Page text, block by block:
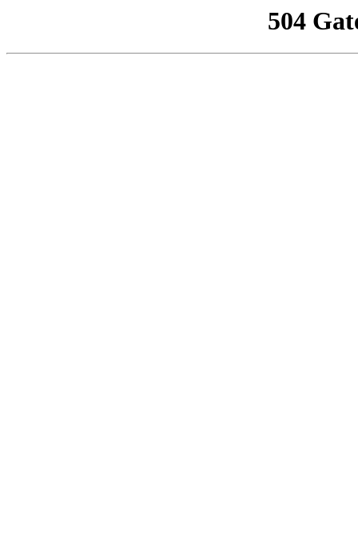
504